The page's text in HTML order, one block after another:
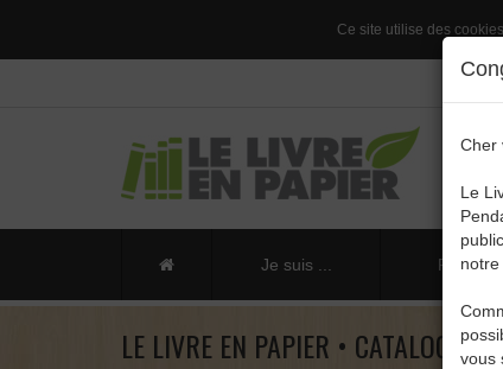
Ce site utilise des
Cher
Le
notre
vous
Je suis ... Publier
LE LIVRE EN PAPIER • CATALOGUE